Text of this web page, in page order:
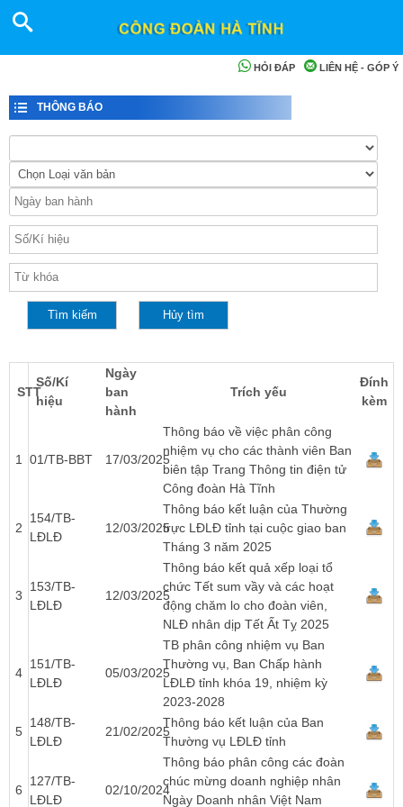
LIÊN HỆ - GÓP Ý
HỎI ĐÁP
THÔNG BÁO
STT
Số/Kí
hiệu
Ngày
ban
hành
Trích yếu
Đính
kèm
1 01/TB-BBT 17/03/2025
Thông báo về việc phân công
nhiệm vụ cho các thành viên Ban
biên tập Trang Thông tin điện tử
Công đoàn Hà Tĩnh
2
154/TB-
LĐLĐ
12/03/2025
Thông báo kết luận của Thường
trực LĐLĐ tỉnh tại cuộc giao ban
Tháng 3 năm 2025
3
153/TB-
LĐLĐ
12/03/2025
Thông báo kết quả xếp loại tổ
chức Tết sum vầy và các hoạt
động chăm lo cho đoàn viên,
NLĐ nhân dịp Tết Ất Tỵ 2025
4
151/TB-
LĐLĐ
05/03/2025
TB phân công nhiệm vụ Ban
Thường vụ, Ban Chấp hành
LĐLĐ tỉnh khóa 19, nhiệm kỳ
2023-2028
5
148/TB-
LĐLĐ
21/02/2025
Thông báo kết luận của Ban
Thường vụ LĐLĐ tỉnh
6
127/TB-
LĐLĐ
02/10/2024
Thông báo phân công các đoàn
chúc mừng doanh nghiệp nhân
Ngày Doanh nhân Việt Nam